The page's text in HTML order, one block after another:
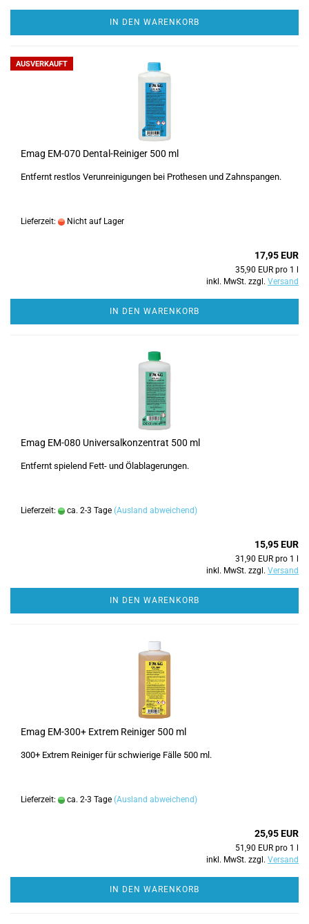
IN DEN WARENKORB
AUSVERKAUFT
Emag EM-070 Dental-Reiniger 500 ml
Entfernt restlos Verunreinigungen bei Prothesen und Zahnspangen.
Lieferzeit: Nicht auf Lager
17,95 EUR
35,90 EUR pro 1 l
inkl. MwSt. zzgl. Versand
IN DEN WARENKORB
Emag EM-080 Universalkonzentrat 500 ml
Entfernt spielend Fett- und Ölablagerungen.
Lieferzeit: ca. 2-3 Tage (Ausland abweichend)
15,95 EUR
31,90 EUR pro 1 l
inkl. MwSt. zzgl. Versand
IN DEN WARENKORB
Emag EM-300+ Extrem Reiniger 500 ml
300+ Extrem Reiniger für schwierige Fälle 500 ml.
Lieferzeit: ca. 2-3 Tage (Ausland abweichend)
25,95 EUR
51,90 EUR pro 1 l
inkl. MwSt. zzgl. Versand
IN DEN WARENKORB